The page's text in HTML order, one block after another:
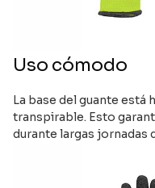
Uso cómodo
La base del guante está
transpirable. Esto
durante largas jornadas